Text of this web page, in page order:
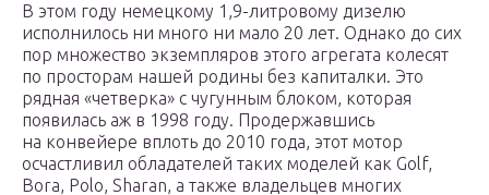
В этом году немецкому 1,9-литровому дизелю
исполнилось ни много ни мало 20 лет. Однако до сих
пор множество экземпляров этого агрегата колесят
по просторам нашей родины без капиталки. Это
рядная «четверка» с чугунным блоком, которая
появилась аж в 1998 году. Продержавшись
на конвейере вплоть до 2010 года, этот мотор
осчастливил обладателей таких моделей как Golf,
Bora, Polo, Sharan, а также владельцев многих